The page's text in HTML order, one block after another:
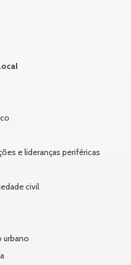
e lideranças periféricas
civil
urbano